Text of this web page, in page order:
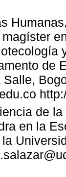
de
de
en la